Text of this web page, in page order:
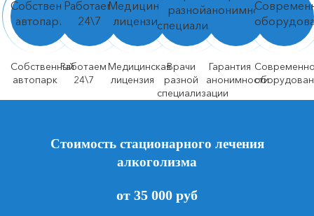
Собственный
автопарк
Работаем
24\7
Медицинская
лицензия
Врачи
разной
специализации
Гарантия
анонимности
Стоимость стационарного лечения
алкоголизма
от 35 000 руб